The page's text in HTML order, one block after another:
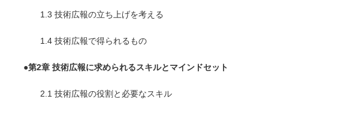
1.3 技術広報の立ち上げを考える
1.4 技術広報で得られるもの
●第2章 技術広報に求められるスキルとマインドセット
2.1 技術広報の役割と必要なスキル